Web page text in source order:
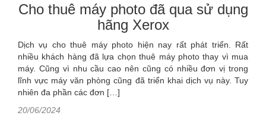
Cho thuê máy photo đã qua sử dụng
hãng Xerox
Dịch vụ cho thuê máy photo hiện nay rất phát triển. Rất
nhiều khách hàng đã lựa chọn thuê máy photo thay vì mua
máy. Cũng vì nhu cầu cao nên cũng có nhiều đơn vị trong
lĩnh vực máy văn phòng cũng đã triển khai dịch vụ này. Tuy
nhiên đa phần các đơn […]
20/06/2024